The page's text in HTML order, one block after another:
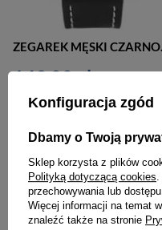
149,00 zł
Konfiguracja zgód
Dbamy o Twoją
Sklep korzysta z plików
Polityką dotyczącą cookies.
przechowywania lub
Więcej informacji na temat
znaleźć także na stronie